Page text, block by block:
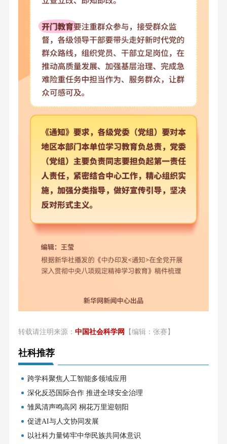
转载请注明来源： 中国社会科学网 【编辑：张赛】
社科推荐
跨学科聚焦人工智能多领域应用
深化反恐国际合作 推进全球安全治理
雏凤清声鸣高冈 桐花万里迎朝阳
促进AI与人文协同发展
以社科力量铸牢中华民族共同体意识